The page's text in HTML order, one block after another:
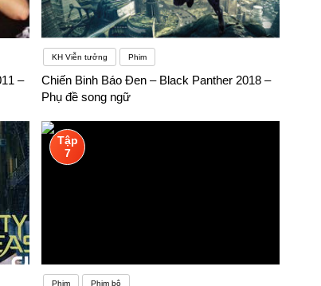
–
KH Viễn tưởng Phim
Chiến Binh Báo Đen – Black Panther 2018 –
Phụ đề song ngữ
Tập
7
Phim Phim bộ